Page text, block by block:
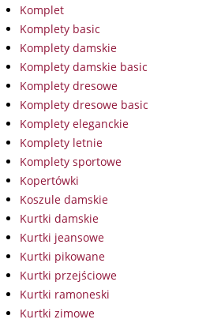
Komplet
Komplety basic
Komplety damskie
Komplety damskie basic
Komplety dresowe
Komplety dresowe basic
Komplety eleganckie
Komplety letnie
Komplety sportowe
Kopertówki
Koszule damskie
Kurtki damskie
Kurtki jeansowe
Kurtki pikowane
Kurtki przejściowe
Kurtki ramoneski
Kurtki zimowe